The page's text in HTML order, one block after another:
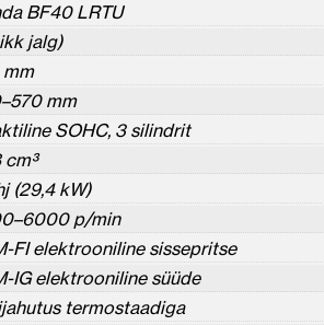
BF40 LRTU
jalg)
mm
SOHC, 3 silindrit
(29,4 kW)
p/min
FI elektrooniline sissepritse
IG elektrooniline süüde
termostaadiga